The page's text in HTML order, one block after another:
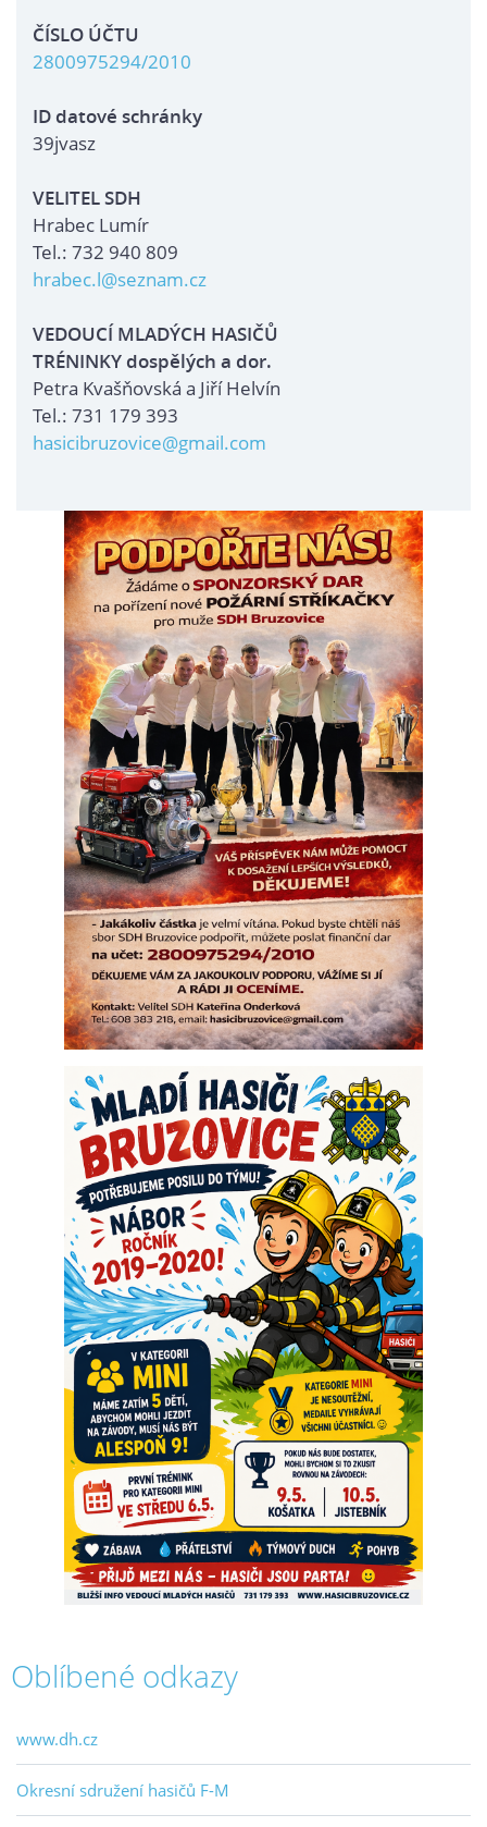
ČÍSLO ÚČTU
2800975294/2010
ID datové schránky
39jvasz
VELITEL SDH
Hrabec Lumír
Tel.: 732 940 809
hrabec.l@seznam.cz
VEDOUCÍ MLADÝCH HASIČŮ
TRÉNINKY dospělých a dor.
Petra Kvašňovská a Jiří Helvín
Tel.: 731 179 393
hasicibruzovice@gmail.com
Oblíbené odkazy
www.dh.cz
Okresní sdružení hasičů F-M